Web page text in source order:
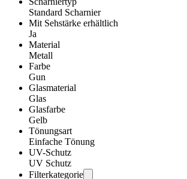
Standard Scharnier
Mit Sehstärke erhältlich
Ja
Material
Metall
Farbe
Gun
Glasmaterial
Glas
Glasfarbe
Gelb
Tönungsart
Einfache Tönung
UV-Schutz
UV Schutz
Filterkategorie